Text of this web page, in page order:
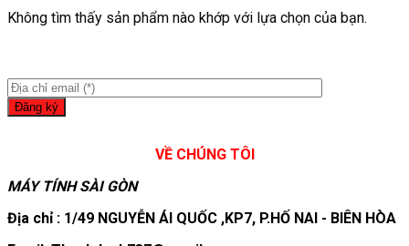
Không tìm thấy sản phẩm nào khớp với lựa chọn của bạn.
VỀ CHÚNG TÔI
MÁY TÍNH SÀI GÒN
Địa chỉ : 1/49 NGUYỄN ÁI QUỐC ,KP7, P.HỐ NAI - BIÊN HÒA